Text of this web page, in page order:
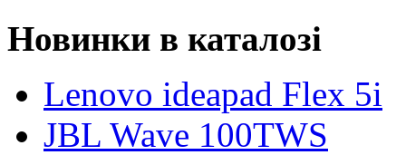
Новинки в каталозі
Lenovo ideapad Flex 5i
JBL Wave 100TWS